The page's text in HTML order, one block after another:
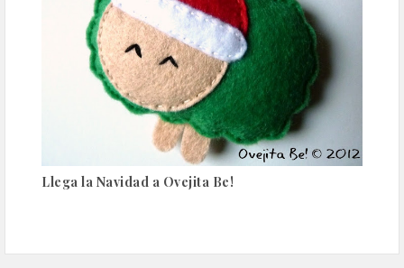
Llega la Navidad a Ovejita Be!